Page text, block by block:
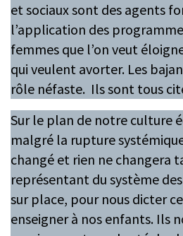
et sociaux sont des agents
l’application des
femmes que l’on veut
qui veulent avorter. Les
rôle néfaste. Ils sont tous
Sur le plan de notre culture
malgré la rupture
changé et rien ne changera
représentant du système
sur place, pour nous dicter
enseigner à nos enfants. Ils